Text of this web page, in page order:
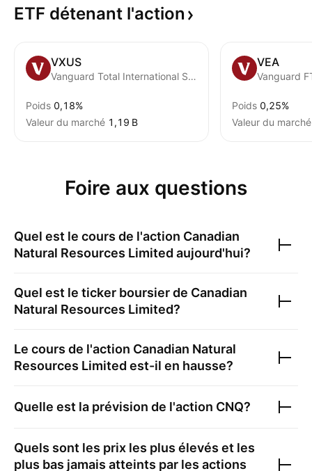
ETF détenant l'action
VXUS
Vanguard Total International Stock ETF
Poids 0,18%
Valeur du marché ‪1,19 B‬
VEA
Poids 0,25%
Valeur du marché
Foire aux questions
Quel est le cours de l'action Canadian
Natural Resources Limited aujourd'hui?
Quel est le ticker boursier de Canadian
Natural Resources Limited?
Le cours de l'action Canadian Natural
Resources Limited est-il en hausse?
Quelle est la prévision de l'action CNQ?
Quels sont les prix les plus élevés et les
plus bas jamais atteints par les actions